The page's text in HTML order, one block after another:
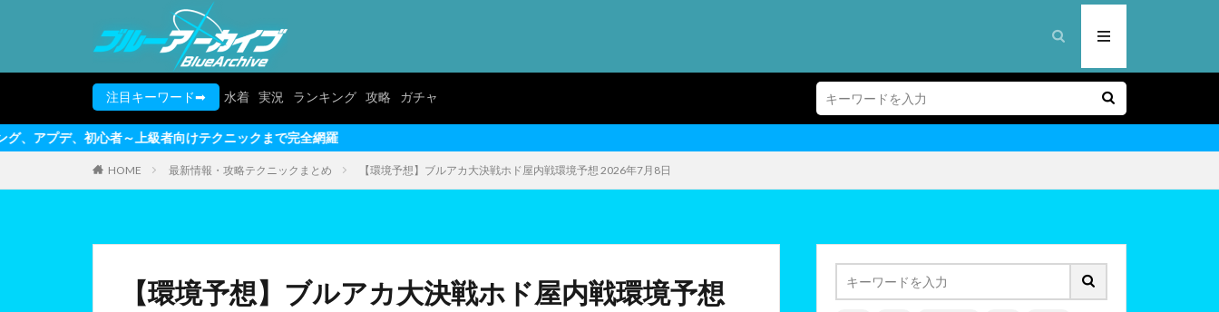
注目キーワード➡ 水着 実況 ランキング 攻略 ガチャ
級者向けテクニックまで完全網羅
HOME 最新情報・攻略テクニックまとめ 【環境予想】ブルアカ大決戦ホド屋内戦環境予想 2026年7月8日
【環境予想】ブルアカ大決戦ホド屋内戦環境予想